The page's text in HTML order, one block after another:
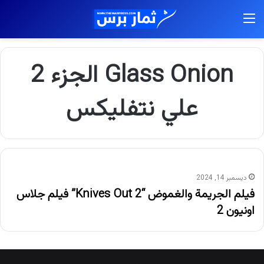
Glass Onion الجزء 2
علي نتفليكس
ديسمبر 14, 2024
فيلم الجريمة والغموض “Knives Out 2” فيلم جلاس
اونيون 2